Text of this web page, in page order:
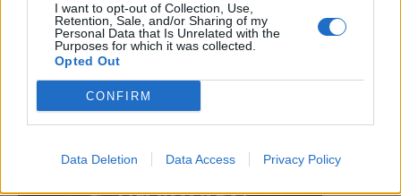
I want to opt-out of Collection, Use,
Retention, Sale, and/or Sharing of my
Personal Data that Is Unrelated with the
Purposes for which it was collected.
Opted Out
CONFIRM
Data Deletion Data Access Privacy Policy